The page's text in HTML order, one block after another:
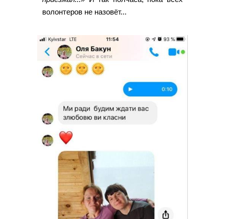
волонтеров не назовёт...